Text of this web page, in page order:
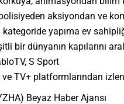
aksiyondan ve
kategoride yapıma ev
bir dünyanın kapılarını
S Sport
TV+ platformlarından
Beyaz Haber Ajansı